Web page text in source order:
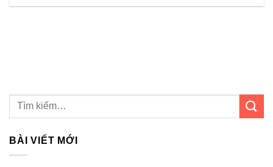
BÀI VIẾT MỚI